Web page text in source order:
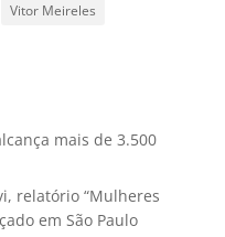
Vitor Meireles
mais de 3.500
relatório “Mulheres
em São Paulo